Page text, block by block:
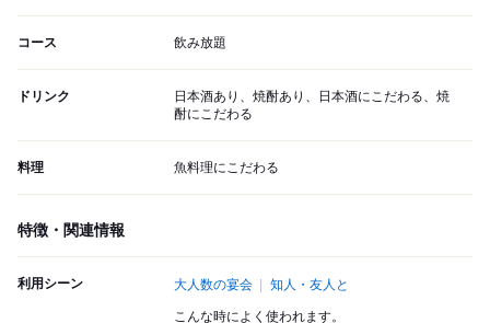
コース 飲み放題
ドリンク
日本酒あり、焼酎あり、日本酒にこだわる、焼
酎にこだわる
料理 魚料理にこだわる
特徴・関連情報
利用シーン 大人数の宴会 知人・友人と
こんな時によく使われます。